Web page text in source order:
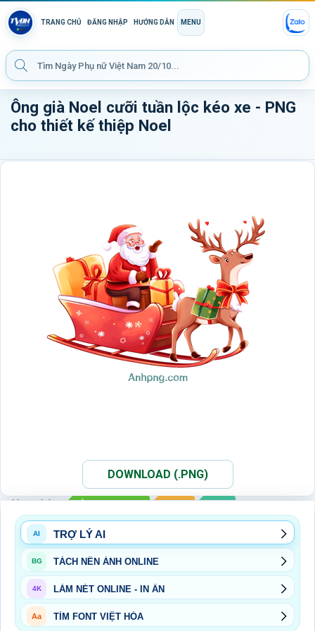
TRANG CHỦ ĐĂNG NHẬP HƯỚNG DẪN MENU
Ông già Noel cưỡi tuần lộc kéo xe - PNG
cho thiết kế thiệp Noel
DOWNLOAD (.PNG)
Xem thêm:
AI TRỢ LÝ AI
BG TÁCH NỀN ẢNH ONLINE
4K LÀM NÉT ONLINE - IN ẤN
Aa TÌM FONT VIỆT HÓA